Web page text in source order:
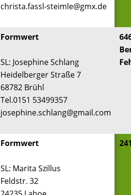
christa.fassl-steimle@gmx.de
Formwert
SL: Josephine Schlang
Heidelberger Straße 7
68782 Brühl
Tel.0151 53499357
josephine.schlang@gmail.com
Formwert
SL: Marita Szillus
Feldstr. 32